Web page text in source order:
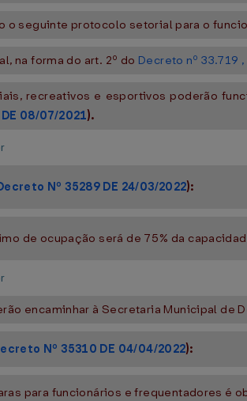
o seguinte protocolo setorial para o
na forma do art. 2º do Decreto nº 33.719
recreativos e esportivos poderão
08/07/2021).
Nº 35289 DE 24/03/2022):
de ocupação será de 75% da
encaminhar à Secretaria Municipal de
Nº 35310 DE 04/04/2022):
para funcionários e frequentadores é